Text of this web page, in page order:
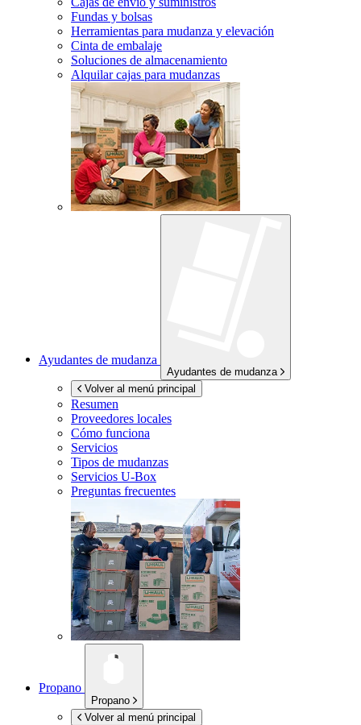
Fundas y bolsas
Herramientas para mudanza y elevación
Cinta de embalaje
Soluciones de almacenamiento
Alquilar cajas para mudanzas
Ayudantes de mudanza
Ayudantes de mudanza
Volver al menú principal
Resumen
Proveedores locales
Cómo funciona
Servicios
Tipos de mudanzas
Servicios U-Box
Preguntas frecuentes
Propano
Propano
Volver al menú principal